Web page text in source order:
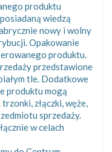
produktu
wiedzą
nowy i wolny
Opakowanie
produktu.
przedstawione
tle. Dodatkowe
produktu mogą
złączki, węże,
sprzedaży.
w celach